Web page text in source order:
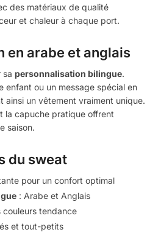
des matériaux de qualité
et chaleur à chaque port.
en arabe et anglais
sa personnalisation bilingue.
enfant ou un message spécial en
ainsi un vêtement vraiment unique.
la capuche pratique offrent
saison.
du sweat
pour un confort optimal
: Arabe et Anglais
couleurs tendance
et tout-petits